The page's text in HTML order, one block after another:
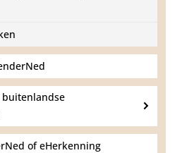
of eHerkenning